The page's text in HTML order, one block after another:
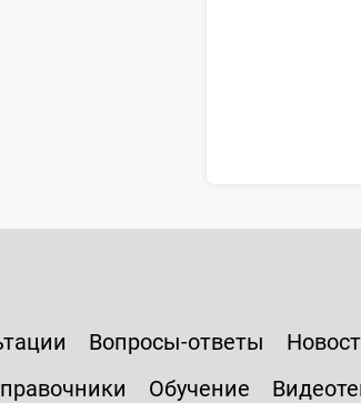
Вопросы-ответы
Обучение